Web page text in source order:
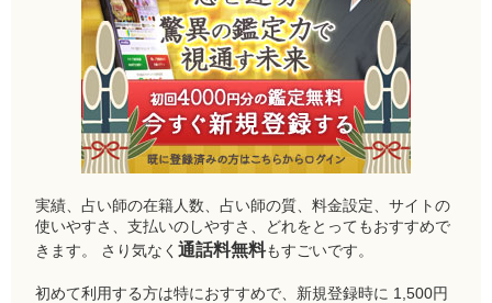
実績、占い師の在籍人数、占い師の質、料金設定、サイトの
使いやすさ、支払いのしやすさ、どれをとってもおすすめで
きます。 さり気なく通話料無料もすごいです。
初めて利用する方は特におすすめで、新規登録時に 1,500円